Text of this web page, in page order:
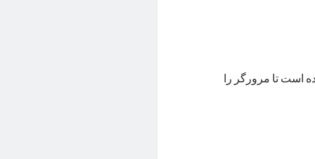
است تا مرورگر را